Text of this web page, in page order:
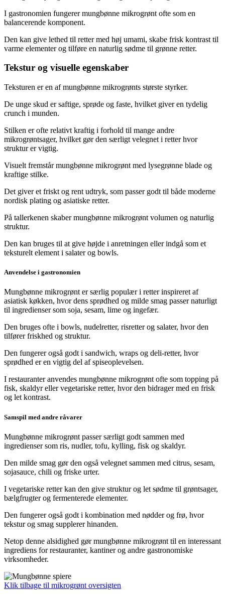
I gastronomien fungerer mungbønne mikrogrønt ofte som en
balancerende komponent.
Den kan give lethed til retter med høj umami, skabe frisk kontrast til
varme elementer og tilføre en naturlig sødme til grønne retter.
Tekstur og visuelle egenskaber
Teksturen er en af mungbønne mikrogrønts største styrker.
De unge skud er saftige, sprøde og faste, hvilket giver en tydelig
crunch i munden.
Stilken er ofte relativt kraftig i forhold til mange andre
mikrogrøntsager, hvilket gør den særligt velegnet i retter hvor
struktur er vigtig.
Visuelt fremstår mungbønne mikrogrønt med lysegrønne blade og
kraftige stilke.
Det giver et friskt og rent udtryk, som passer godt til både moderne
nordisk plating og asiatiske retter.
På tallerkenen skaber mungbønne mikrogrønt volumen og naturlig
struktur.
Den kan bruges til at give højde i anretningen eller indgå som et
teksturelt element i salater og bowls.
Anvendelse i gastronomien
Mungbønne mikrogrønt er særlig populær i retter inspireret af
asiatisk køkken, hvor dens sprødhed og milde smag passer naturligt
til ingredienser som soja, sesam, lime og ingefær.
Den bruges ofte i bowls, nudelretter, risretter og salater, hvor den
tilfører friskhed og struktur.
Den fungerer også godt i sandwich, wraps og deli-retter, hvor
sprødhed er en vigtig del af spiseoplevelsen.
I restauranter anvendes mungbønne mikrogrønt ofte som topping på
fisk, skaldyr eller vegetariske retter, hvor den bidrager med en frisk
og let kontrast.
Samspil med andre råvarer
Mungbønne mikrogrønt passer særligt godt sammen med
ingredienser som ris, nudler, tofu, kylling, fisk og skaldyr.
Den milde smag gør den også velegnet sammen med citrus, sesam,
sojasauce, chili og friske urter.
I vegetariske retter kan den give struktur og let sødme til grøntsager,
bælgfrugter og fermenterede elementer.
Den fungerer også godt i kombination med nødder og frø, hvor
tekstur og smag supplerer hinanden.
Netop denne alsidighed gør mungbønne mikrogrønt til en interessant
ingrediens for restauranter, kantiner og andre gastronomiske
virksomheder.
Klik tilbage til mikrogrønt oversigten